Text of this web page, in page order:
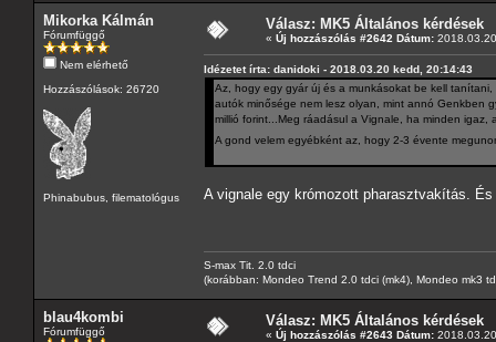
Mikorka Kálmán
Fórumfüggő
Nem elérhető
Hozzászólások: 26720
Phinabubus, filematológus
Válasz: MK5 Általános kérdések
« Új hozzászólás #2642 Dátum:
Idézetet írta: danidoki - 2018.03.20 kedd, 20:14:43
Az, hogy egy gyár új és a munkásokat be kell
autók minősége nem lesz olyan, mint annó Genkben
millió forint...Meg ráadásul a Vignale, ha minden
A gond velem egyébként az, hogy 2-3 évente
A vignale egy krómozott pharasztvakítás.
S-max Tit. 2.0 tdci
(korábban: Mondeo Trend 2.0 tdci (mk4), Mondeo mk3
blau4kombi
Fórumfüggő
Válasz: MK5 Általános kérdések
« Új hozzászólás #2643 Dátum: